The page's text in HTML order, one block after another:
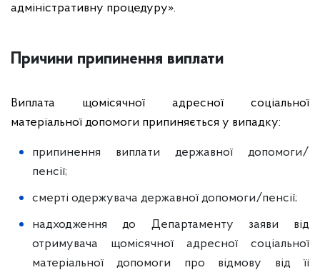
адміністративну процедуру».
Причини припинення виплати
Виплата щомісячної адресної соціальної
матеріальної допомоги припиняється у випадку:
припинення виплати державної допомоги/
пенсії;
смерті одержувача державної допомоги/пенсії;
надходження до Департаменту заяви від
отримувача щомісячної адресної соціальної
матеріальної допомоги про відмову від її